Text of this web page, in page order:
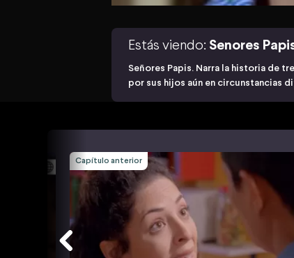
Estás viendo: Senores
Señores Papis. Narra la historia de
por sus hijos aún en circunstancias
Capítulo anterior